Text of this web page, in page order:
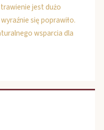
jest dużo
się poprawiło.
wsparcia dla